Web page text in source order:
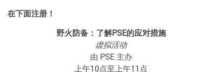
在下面注册！
野火防备：了解PSE的应对措施
虚拟活动
由 PSE 主办
上午10点至上午11点